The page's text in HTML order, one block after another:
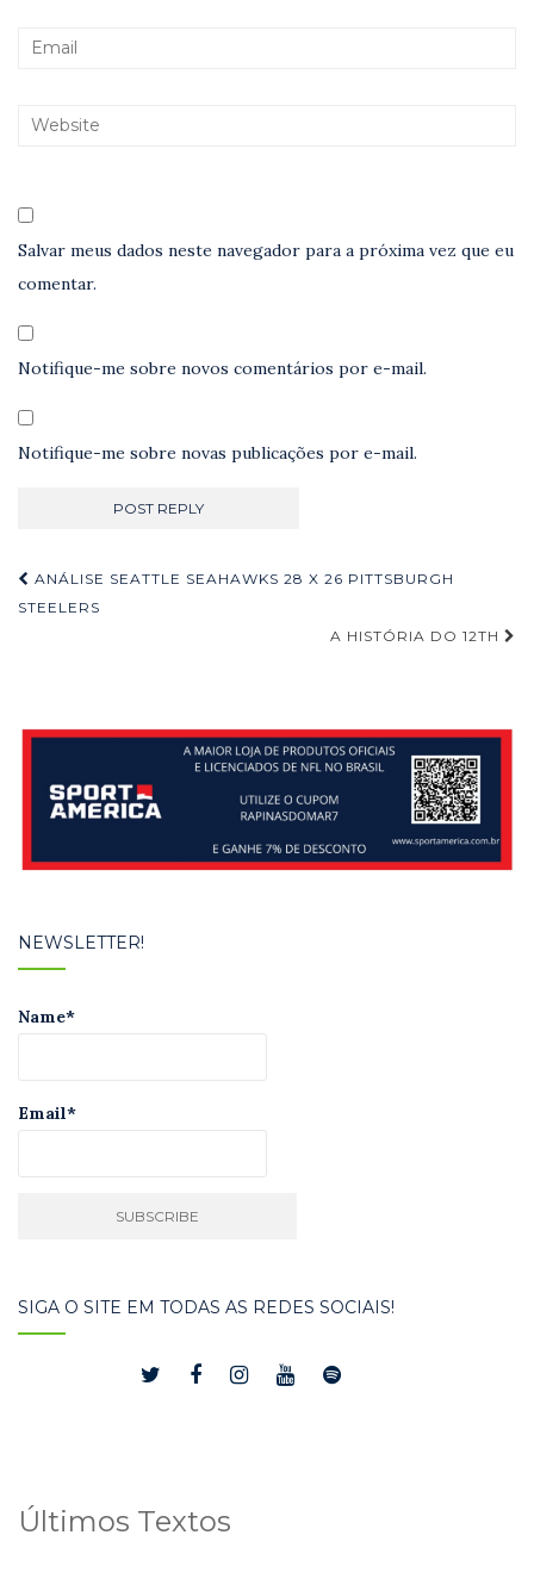
Salvar meus dados neste navegador para a próxima vez que eu
comentar.
Notifique-me sobre novos comentários por e-mail.
Notifique-me sobre novas publicações por e-mail.
Navegação
de
ANÁLISE SEATTLE SEAHAWKS 28 X 26 PITTSBURGH
STEELERS
A HISTÓRIA DO 12TH
NEWSLETTER!
Name*
Email*
SIGA O SITE EM TODAS AS REDES SOCIAIS!
Últimos Textos